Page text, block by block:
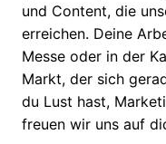
und Content, die
erreichen. Deine
Messe oder in der
Markt, der sich
du Lust hast,
freuen wir uns auf